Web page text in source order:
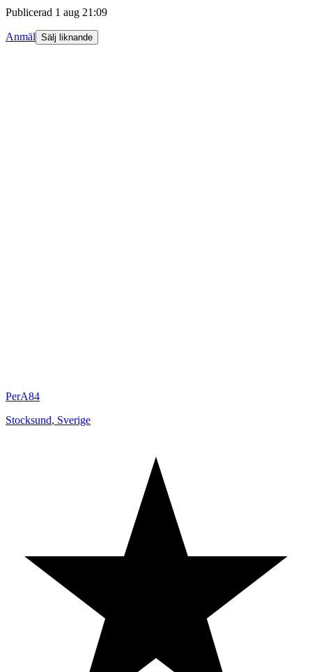
Publicerad 1 aug 21:09
Anmäl Sälj liknande
PerA84
Stocksund, Sverige